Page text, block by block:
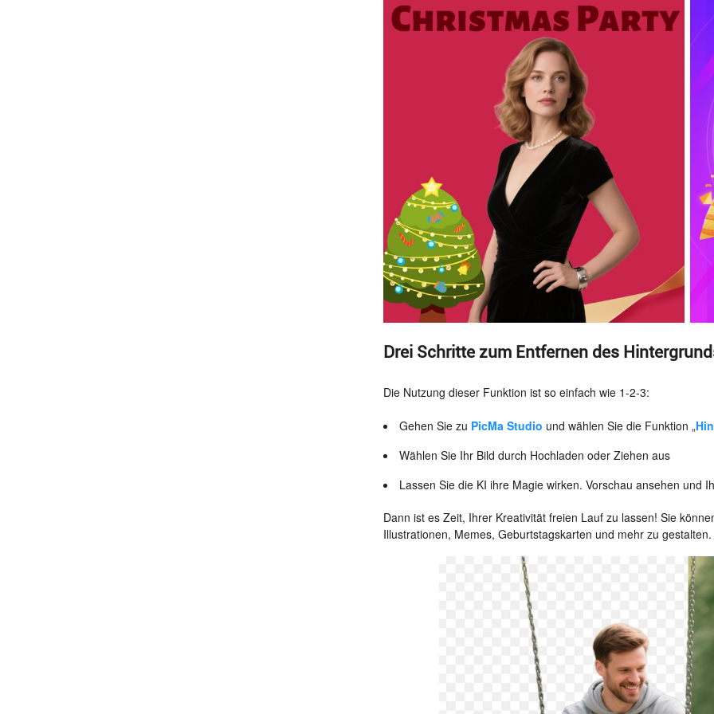
Drei Schritte zum Entfernen des
Die Nutzung dieser Funktion ist so einfach wie 1-2-3:
Gehen Sie zu PicMa Studio und wählen Sie die Funktion „
Wählen Sie Ihr Bild durch Hochladen oder Ziehen aus
Lassen Sie die KI ihre Magie wirken. Vorschau ansehen und
Dann ist es Zeit, Ihrer Kreativität freien Lauf zu lassen! Sie
Illustrationen, Memes, Geburtstagskarten und mehr zu gestalten.